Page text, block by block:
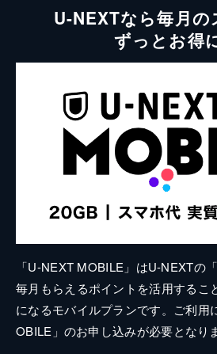
U-NEXTなら毎月
ずっとお得
「U-NEXT MOBILE」はU-NEXTの
毎月もらえるポイントを活用するこ
になるモバイルプランです。ご利用
OBILE」のお申し込みが必要となり